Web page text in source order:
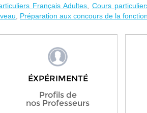
Français Adultes, Cours
Préparation aux concours de la
ÉXPÉRIMENTÉ
Profils de
nos Professeurs